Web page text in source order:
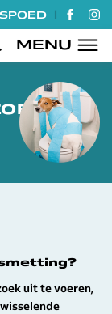
SPOED | GAGA
MENU
de
uit te voeren,